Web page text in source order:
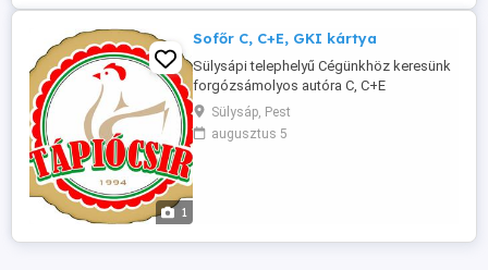
1
Sofőr C, C+E, GKI kártya
Sülysápi telephelyű Cégünkhöz keresünk
forgózsámolyos autóra C, C+E
jogosítvánnyal rendelkező sofőrt. Bérezés
megegyezés szerint. Amit kérünk: pontos
munkavégzés tiszta megjelenés káros
Sülysáp, Pest
augusztus 5